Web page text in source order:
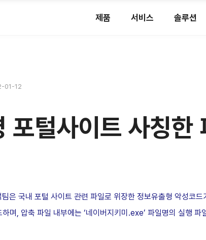
제품 서비스 솔루션
01-12
포털사이트 사칭한
은 국내 포털 사이트 관련 파일로 위장한 정보유출형 악성코
며, 압축 파일 내부에는 ‘네이버지키미.exe’ 파일명의 실행 파